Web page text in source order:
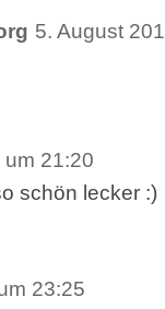
5. August
21:20
schön lecker :)
23:25